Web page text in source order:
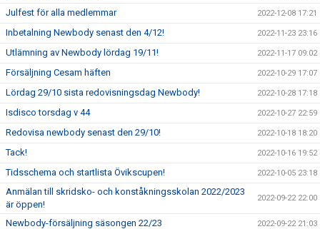
Julfest för alla medlemmar 2022-12-08 17:21
Inbetalning Newbody senast den 4/12! 2022-11-23 23:16
Utlämning av Newbody lördag 19/11! 2022-11-17 09:02
Försäljning Cesam häften 2022-10-29 17:07
Lördag 29/10 sista redovisningsdag Newbody! 2022-10-28 17:18
Isdisco torsdag v 44 2022-10-27 22:59
Redovisa newbody senast den 29/10! 2022-10-18 18:20
Tack! 2022-10-16 19:52
Tidsschema och startlista Övikscupen! 2022-10-05 23:18
Anmälan till skridsko- och konståkningsskolan 2022/2023
är öppen!
2022-09-22 22:00
Newbody-försäljning säsongen 22/23 2022-09-22 21:03